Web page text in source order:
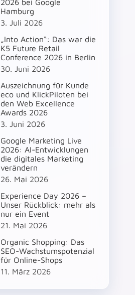
2026 bei Google
Hamburg
3. Juli 2026
„Into Action“: Das war die
K5 Future Retail
Conference 2026 in Berlin
30. Juni 2026
Auszeichnung für Kunde
eco und KlickPiloten bei
den Web Excellence
Awards 2026
3. Juni 2026
Google Marketing Live
2026: AI-Entwicklungen
die digitales Marketing
verändern
26. Mai 2026
Experience Day 2026 –
Unser Rückblick: mehr als
nur ein Event
21. Mai 2026
Organic Shopping: Das
SEO-Wachstumspotenzial
für Online-Shops
11. März 2026